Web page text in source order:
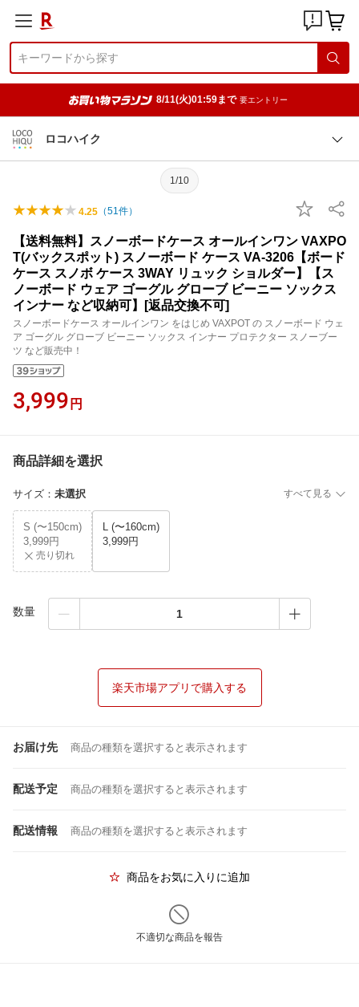
8/11(火)01:59まで 要エントリー
ロコハイク
1/10
4.25 （51件）
【送料無料】スノーボードケース オールインワン VAXPO
T(バックスポット) スノーボード ケース VA-3206【ボード
ケース スノボ ケース 3WAY リュック ショルダー】【ス
ノーボード ウェア ゴーグル グローブ ビーニー ソックス
インナー など収納可】[返品交換不可]
スノーボードケース オールインワン をはじめ VAXPOT の スノーボード ウェ
ア ゴーグル グローブ ビーニー ソックス インナー プロテクター スノーブー
ツ など販売中！
3,999 円
商品詳細を選択
サイズ ： 未選択 すべて見る
S (〜150cm)
3,999円
売り切れ
L (〜160cm)
3,999円
数量
楽天市場アプリで購入する
お届け先 商品の種類を選択すると表示されます
配送予定 商品の種類を選択すると表示されます
配送情報 商品の種類を選択すると表示されます
商品をお気に入りに追加
不適切な商品を報告